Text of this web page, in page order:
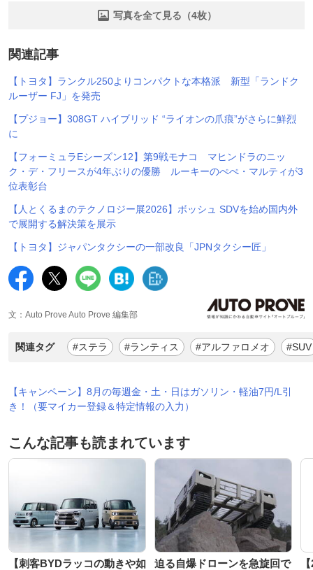
写真を全て見る（4枚）
関連記事
【トヨタ】ランクル250よりコンパクトな本格派 新型「ランドク
ルーザー FJ」を発売
【プジョー】308GT ハイブリッド “ライオンの爪痕”がさらに鮮烈
に
【フォーミュラEシーズン12】第9戦モナコ マヒンドラのニッ
ク・デ・フリースが4年ぶりの優勝 ルーキーのぺぺ・マルティが3
位表彰台
【人とくるまのテクノロジー展2026】ボッシュ SDVを始め国内外
で展開する解決策を展示
【トヨタ】ジャパンタクシーの一部改良「JPNタクシー匠」
文：Auto Prove Auto Prove 編集部
関連タグ #ステラ #ランティス #アルファロメオ #SUV
【キャンペーン】8月の毎週金・土・日はガソリン・軽油7円/L引
き！（要マイカー登録＆特定情報の入力）
こんな記事も読まれています
【刺客BYDラッコの動きや如
迫る自爆ドローンを急旋回で